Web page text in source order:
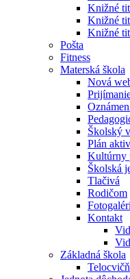
Knižné
Knižné
Knižné
Pošta
Fitness
Materská škola
Nová
Školský
Plán
Kultúrny
Školská
Tlačivá
Rodičom
Kontakt
Základná škola